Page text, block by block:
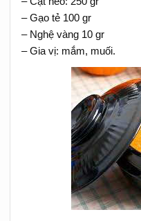
– Gạo tẻ 100 gr
– Nghệ vàng 10 gr
– Gia vị: mắm, muối.